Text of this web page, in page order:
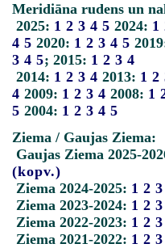
Meridiāna rudens un
2025: 1 2 3 4 5 2024: 1
4 5 2020: 1 2 3 4 5
3 4 5; 2015: 1 2 3 4
2014: 1 2 3 4 2013: 1 2
4 2009: 1 2 3 4 2008: 1
5 2004: 1 2 3 4 5
Ziema / Gaujas Ziema:
Gaujas Ziema 2025-
(kopv.)
Ziema 2024-2025: 1 2 3
Ziema 2023-2024: 1 2 3
Ziema 2022-2023: 1 2 3
Ziema 2021-2022: 1 2 3